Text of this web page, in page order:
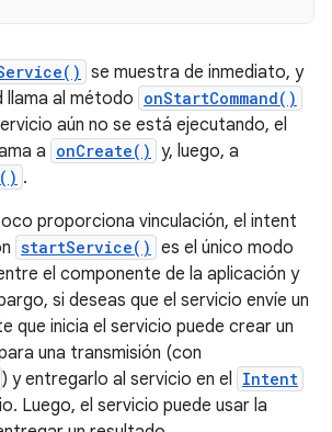
se muestra de inmediato, y
llama al método onStartCommand()
aún no se está ejecutando, el
a onCreate() y, luego, a
.
proporciona vinculación, el intent
startService() es el único modo
el componente de la aplicación y
si deseas que el servicio envíe un
que inicia el servicio puede crear un
una transmisión (con
) y entregarlo al servicio en el Intent
Luego, el servicio puede usar la